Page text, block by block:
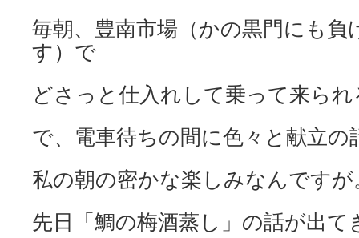
毎朝、豊南市場（かの黒門にも負
す）で
どさっと仕入れして乗って来ら
で、電車待ちの間に色々と献立
私の朝の密かな楽しみなんですが
先日「鯛の梅酒蒸し」の話が出て